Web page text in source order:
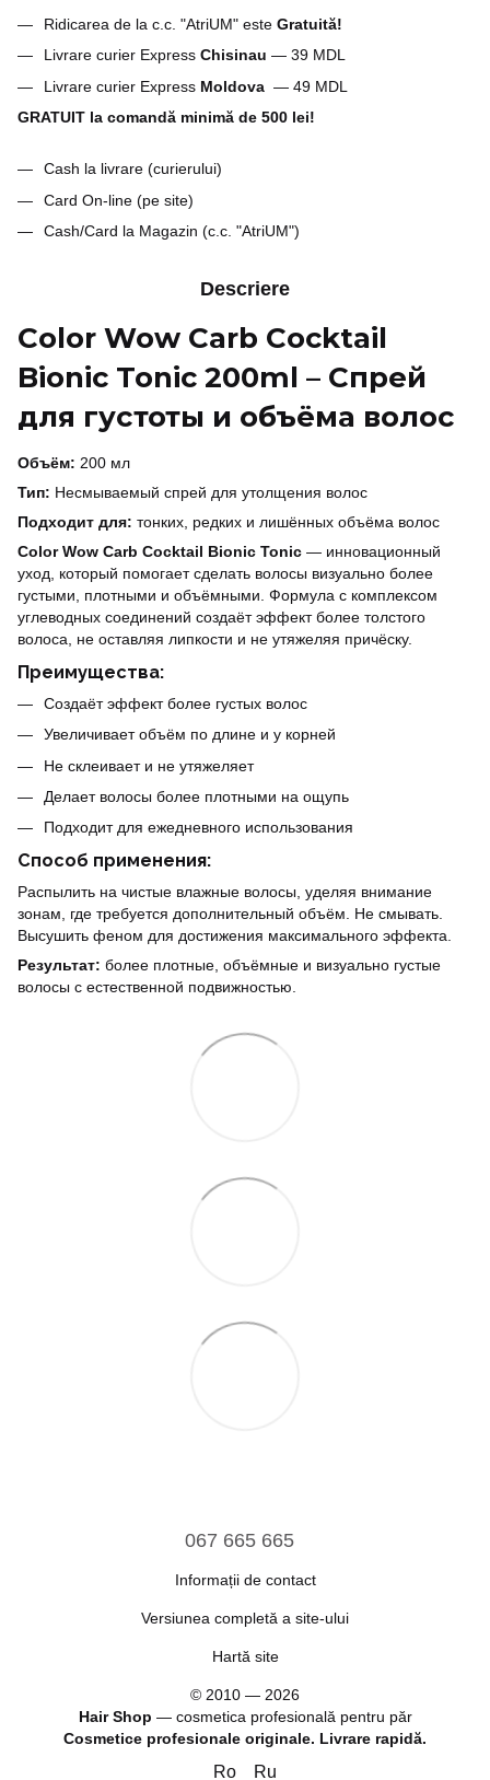
Ridicarea de la c.c. "AtriUM" este Gratuită!
Livrare curier Express Chisinau — 39 MDL
Livrare curier Express Moldova — 49 MDL
GRATUIT la comandă minimă de 500 lei!
Cash la livrare (curierului)
Card On-line (pe site)
Cash/Card la Magazin (c.c. "AtriUM")
Descriere
Color Wow Carb Cocktail
Bionic Tonic 200ml – Спрей
для густоты и объёма волос
Объём: 200 мл
Тип: Несмываемый спрей для утолщения волос
Подходит для: тонких, редких и лишённых объёма волос
Color Wow Carb Cocktail Bionic Tonic — инновационный
уход, который помогает сделать волосы визуально более
густыми, плотными и объёмными. Формула с комплексом
углеводных соединений создаёт эффект более толстого
волоса, не оставляя липкости и не утяжеляя причёску.
Преимущества:
Создаёт эффект более густых волос
Увеличивает объём по длине и у корней
Не склеивает и не утяжеляет
Делает волосы более плотными на ощупь
Подходит для ежедневного использования
Способ применения:
Распылить на чистые влажные волосы, уделяя внимание
зонам, где требуется дополнительный объём. Не смывать.
Высушить феном для достижения максимального эффекта.
Результат: более плотные, объёмные и визуально густые
волосы с естественной подвижностью.
067 665 665
Informații de contact
Versiunea completă a site-ului
Hartă site
© 2010 — 2026
Hair Shop — cosmetica profesională pentru păr
Cosmetice profesionale originale. Livrare rapidă.
Ro Ru